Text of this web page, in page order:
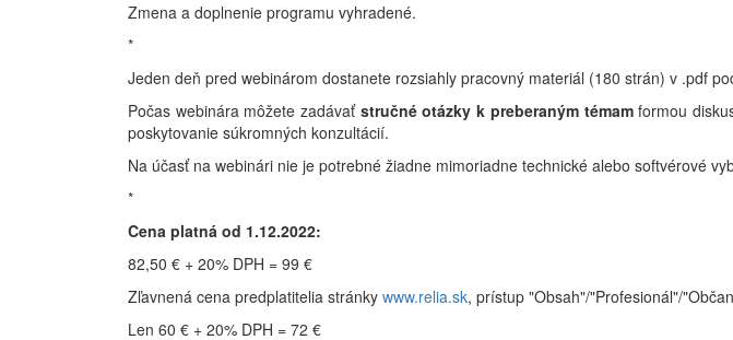
Zmena a doplnenie programu vyhradené.
*
Jeden deň pred webinárom dostanete rozsiahly pracovný materiál (180 strán) v .pdf
Počas webinára môžete zadávať stručné otázky k preberaným témamformou
poskytovanie súkromných konzultácií.
Na účasť na webinári nie je potrebné žiadne mimoriadne technické alebo softvérové
*
Cena platná od 1.12.2022:
82,50 € + 20% DPH = 99 €
Zľavnená cena predplatitelia stránky www.relia.sk, prístup "Obsah"/"Profesionál"/
Len 60 € + 20% DPH = 72 €